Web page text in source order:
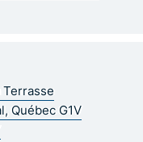
Québec G1V